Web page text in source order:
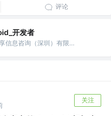
评论
开发者
高级Android开发 @乾立享信息咨询（深圳）有限公司
关注